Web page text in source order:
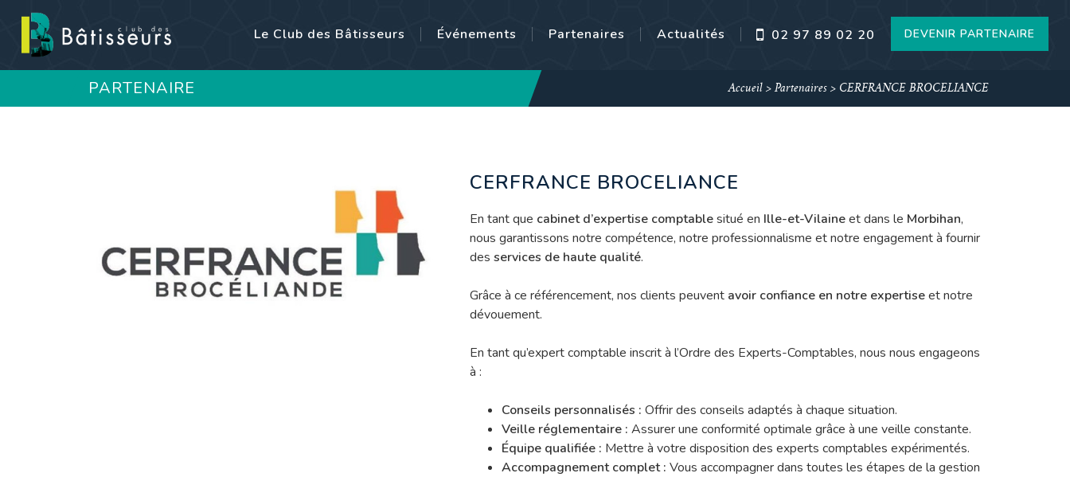
Le Club des Bâtisseurs Événements Partenaires Actualités 02 97 89 02 20 DEVENIR PARTENAIRE
PARTENAIRE Accueil > Partenaires > CERFRANCE BROCELIANCE
CERFRANCE BROCELIANCE
En tant que cabinet d’expertise comptablesitué en Ille-et-Vilaineet dans le Morbihan,
nous garantissons notre compétence, notre professionnalisme et notre engagement à fournir
des services de haute qualité.
Grâce à ce référencement, nos clients peuvent avoir confiance en notre expertiseet notre
dévouement.
En tant qu’expert comptable inscrit à l’Ordre des Experts-Comptables, nous nous engageons
à :
Conseils personnalisés : Offrir des conseils adaptés à chaque situation.
Veille réglementaire : Assurer une conformité optimale grâce à une veille constante.
Équipe qualifiée : Mettre à votre disposition des experts comptables expérimentés.
Accompagnement complet : Vous accompagner dans toutes les étapes de la gestion